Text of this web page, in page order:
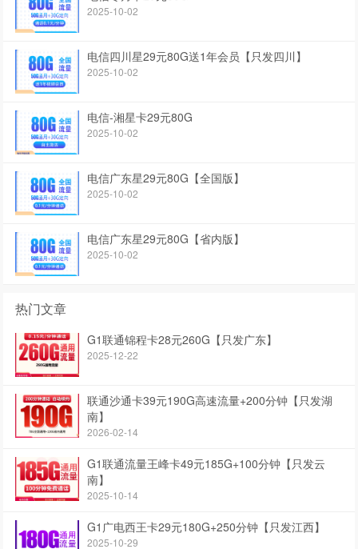
2025-10-02
电信四川星29元80G送1年会员【只发四川】
2025-10-02
电信-湘星卡29元80G
2025-10-02
电信广东星29元80G【全国版】
2025-10-02
电信广东星29元80G【省内版】
2025-10-02
热门文章
G1联通锦程卡28元260G【只发广东】
2025-12-22
联通沙通卡39元190G高速流量+200分钟【只发湖
南】
2026-02-14
G1联通流量王峰卡49元185G+100分钟【只发云
南】
2025-10-14
G1广电西王卡29元180G+250分钟【只发江西】
2025-10-29